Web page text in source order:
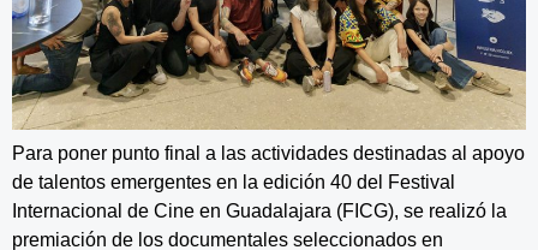
Para poner punto final a las actividades destinadas al apoyo
de talentos emergentes en la edición 40 del Festival
Internacional de Cine en Guadalajara (FICG), se realizó la
premiación de los documentales seleccionados en